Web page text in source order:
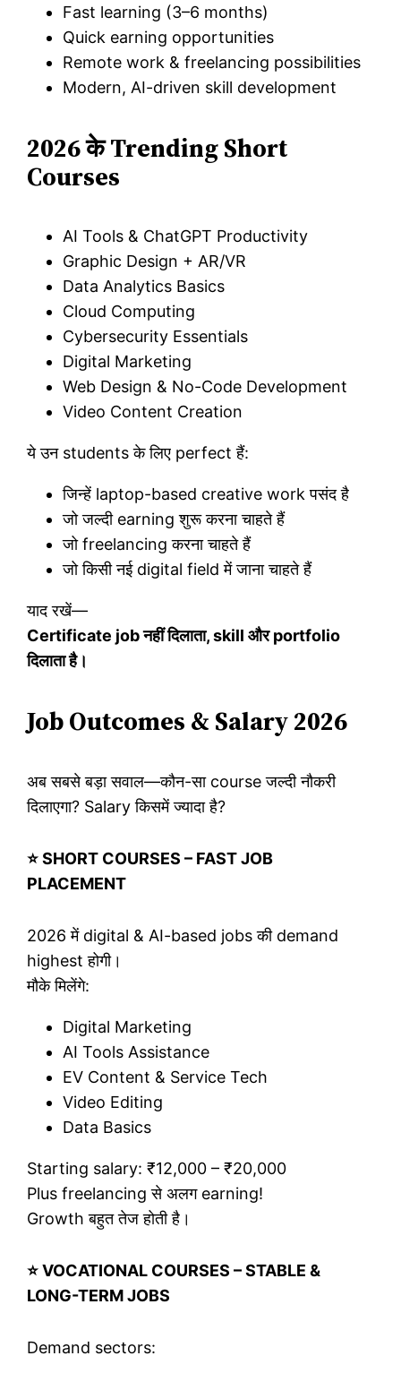
Fast learning (3–6 months)
Quick earning opportunities
Remote work & freelancing possibilities
Modern, AI-driven skill development
2026 के Trending Short
Courses
AI Tools & ChatGPT Productivity
Graphic Design + AR/VR
Data Analytics Basics
Cloud Computing
Cybersecurity Essentials
Digital Marketing
Web Design & No-Code Development
Video Content Creation
ये उन students के लिए perfect हैं:
जिन्हें laptop-based creative work पसंद है
जो जल्दी earning शुरू करना चाहते हैं
जो freelancing करना चाहते हैं
जो किसी नई digital field में जाना चाहते हैं
याद रखें—
Certificate job नहीं दिलाता, skill और portfolio
दिलाता है।
Job Outcomes & Salary 2026
अब सबसे बड़ा सवाल—कौन-सा course जल्दी नौकरी
दिलाएगा? Salary किसमें ज्यादा है?
⭐ SHORT COURSES – FAST JOB
PLACEMENT
2026 में digital & AI-based jobs की demand
highest होगी।
मौके मिलेंगे:
Digital Marketing
AI Tools Assistance
EV Content & Service Tech
Video Editing
Data Basics
Starting salary: ₹12,000 – ₹20,000
Plus freelancing से अलग earning!
Growth बहुत तेज होती है।
⭐ VOCATIONAL COURSES – STABLE &
LONG-TERM JOBS
Demand sectors: